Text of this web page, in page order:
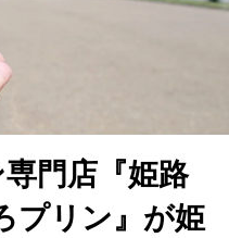
専門店『姫路
プリン』が姫